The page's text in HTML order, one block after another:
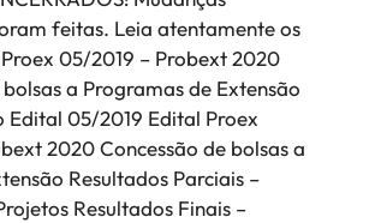
feitas. Leia atentamente os
05/2019 – Probext 2020
a Programas de Extensão
Edital 05/2019 Edital Proex
2020 Concessão de bolsas a
Resultados Parciais –
Resultados Finais –